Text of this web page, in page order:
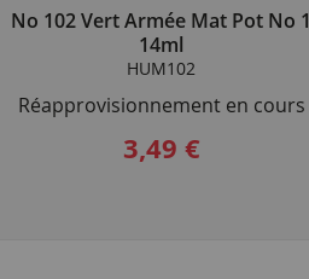
No 102 Vert Armée Mat Pot No 1
14ml
HUM102
Réapprovisionnement en cours
3,49 €